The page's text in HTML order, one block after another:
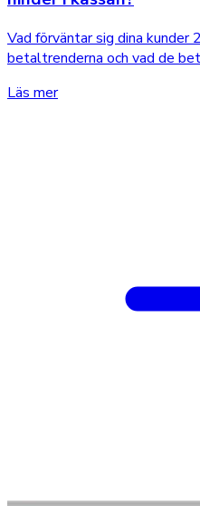
Vad förväntar sig dina
betaltrenderna och vad de
Läs mer